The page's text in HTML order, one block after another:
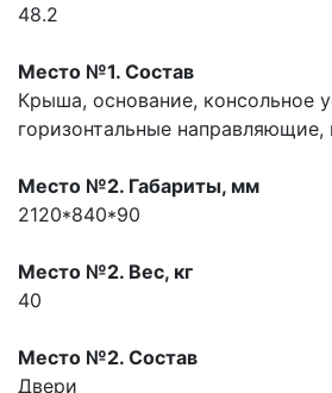
48.2
Место №1. Состав
Крыша, основание, консольное
горизонтальные
Место №2. Габариты, мм
2120*840*90
Место №2. Вес, кг
40
Место №2. Состав
Двери